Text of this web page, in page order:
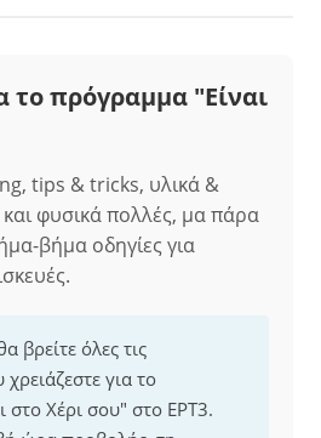
το πρόγραμμα "Είναι
tips & tricks, υλικά &
και φυσικά πολλές, μα πάρα
βήμα οδηγίες για
βρείτε όλες τις
για το
στο Χέρι σου" στο ΕΡΤ3.